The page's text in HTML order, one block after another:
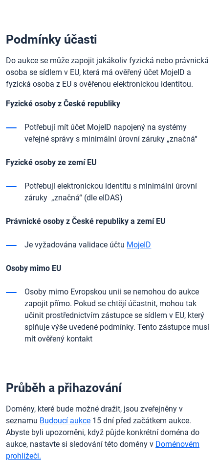
Podmínky účasti
Do aukce se může zapojit jakákoliv fyzická nebo právnická
osoba se sídlem v EU, která má ověřený účet MojeID a
fyzická osoba z EU s ověřenou elektronickou identitou.
Fyzické osoby z České republiky
Potřebují mít účet MojeID napojený na systémy
veřejné správy s minimální úrovní záruky „značná“
Fyzické osoby ze zemí EU
Potřebují elektronickou identitu s minimální úrovní
záruky „značná“ (dle eIDAS)
Právnické osoby z České republiky a zemí EU
Je vyžadována validace účtu MojeID
Osoby mimo EU
Osoby mimo Evropskou unii se nemohou do aukce
zapojit přímo. Pokud se chtějí účastnit, mohou tak
učinit prostřednictvím zástupce se sídlem v EU, který
splňuje výše uvedené podmínky. Tento zástupce musí
mít ověřený kontakt
Průběh a přihazování
Domény, které bude možné dražit, jsou zveřejněny v
seznamu Budoucí aukce 15 dní před začátkem aukce.
Abyste byli upozorněni, když půjde konkrétní doména do
aukce, nastavte si sledování této domény v Doménovém
prohlížeči.